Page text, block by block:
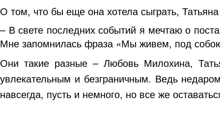
О том, что бы еще она хотела сыграть,
– В свете последних событий я мечтаю о
Мне запомнилась фраза «Мы живем, под собою
Они такие разные – Любовь Милохина,
увлекательным и безграничным. Ведь
навсегда, пусть и немного, но все же